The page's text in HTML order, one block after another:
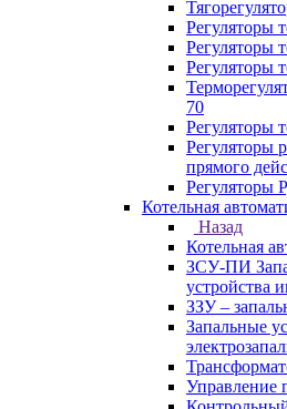
Регуляторы
Регуляторы
Регуляторы
70
Регуляторы
Регуляторы
прямого
Котельная
Назад
Котельная
ЗСУ-ПИ
устройства
ЗЗУ –
Запальные
Управление